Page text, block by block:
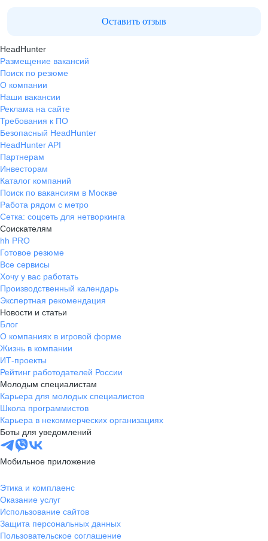
Оставить отзыв
HeadHunter
Размещение вакансий
Поиск по резюме
О компании
Наши вакансии
Реклама на сайте
Требования к ПО
Безопасный HeadHunter
HeadHunter API
Партнерам
Инвесторам
Каталог компаний
Поиск по вакансиям в Москве
Работа рядом с метро
Сетка: соцсеть для нетворкинга
Соискателям
hh PRO
Готовое резюме
Все сервисы
Хочу у вас работать
Производственный календарь
Экспертная рекомендация
Новости и статьи
Блог
О компаниях в игровой форме
Жизнь в компании
ИТ-проекты
Рейтинг работодателей России
Молодым специалистам
Карьера для молодых специалистов
Школа программистов
Карьера в некоммерческих организациях
Боты для уведомлений
Мобильное приложение
Этика и комплаенс
Оказание услуг
Использование сайтов
Защита персональных данных
Пользовательское соглашение